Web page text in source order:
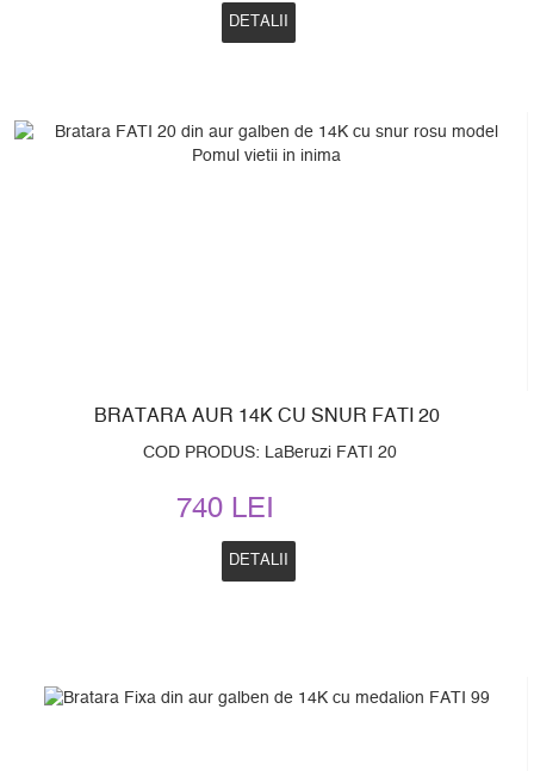
DETALII
BRATARA AUR 14K CU SNUR FATI 20
COD PRODUS: LaBeruzi FATI 20
740 LEI
DETALII